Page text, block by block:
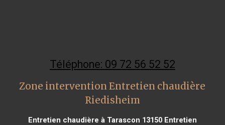
Téléphone: 09 72 56 52 52
Zone intervention Entretien chaudière
Riedisheim
Entretien chaudière à Tarascon 13150Entretien